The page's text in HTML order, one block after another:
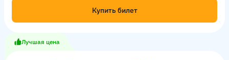
Купить билет
Лучшая цена